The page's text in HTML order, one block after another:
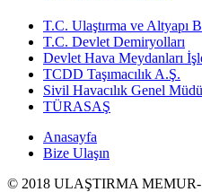
T.C. Ulaştırma ve Altyapı
T.C. Devlet Demiryolları
Devlet Hava Meydanları
TCDD Taşımacılık A.Ş.
Sivil Havacılık Genel
TÜRASAŞ
Anasayfa
Bize Ulaşın
© 2018 ULAŞTIRMA MEMUR-